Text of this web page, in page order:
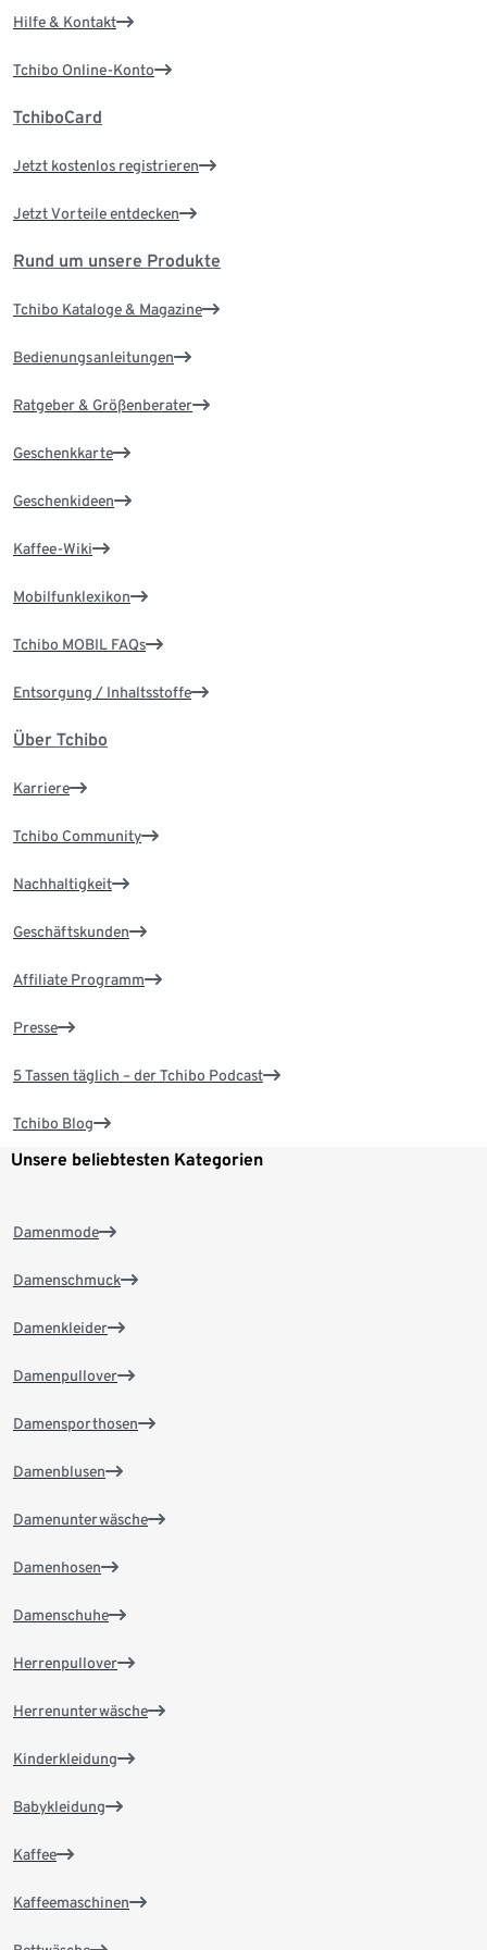
Hilfe & Kontakt
Tchibo Online-Konto
TchiboCard
Jetzt kostenlos registrieren
Jetzt Vorteile entdecken
Rund um unsere Produkte
Tchibo Kataloge & Magazine
Bedienungsanleitungen
Ratgeber & Größenberater
Geschenkkarte
Geschenkideen
Kaffee-Wiki
Mobilfunklexikon
Tchibo MOBIL FAQs
Entsorgung / Inhaltsstoffe
Über Tchibo
Karriere
Tchibo Community
Nachhaltigkeit
Geschäftskunden
Affiliate Programm
Presse
5 Tassen täglich – der Tchibo Podcast
Tchibo Blog
Unsere beliebtesten Kategorien
Damenmode
Damenschmuck
Damenkleider
Damenpullover
Damensporthosen
Damenblusen
Damenunterwäsche
Damenhosen
Damenschuhe
Herrenpullover
Herrenunterwäsche
Kinderkleidung
Babykleidung
Kaffee
Kaffeemaschinen